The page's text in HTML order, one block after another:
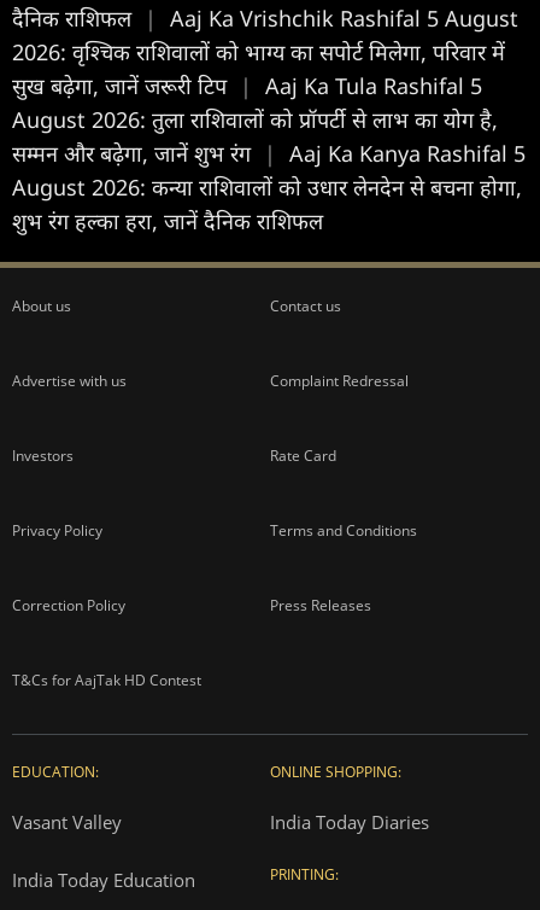
दैनिक राशिफल |
Aaj Ka Vrishchik Rashifal 5 August
2026: वृश्चिक राशिवालों को भाग्य का सपोर्ट मिलेगा, परिवार में
सुख बढ़ेगा, जानें जरूरी टिप |
Aaj Ka Tula Rashifal 5
August 2026: तुला राशिवालों को प्रॉपर्टी से लाभ का योग है,
सम्मन और बढ़ेगा, जानें शुभ रंग |
Aaj Ka Kanya Rashifal 5
August 2026: कन्या राशिवालों को उधार लेनदेन से बचना होगा,
शुभ रंग हल्का हरा, जानें दैनिक राशिफल
About us Contact us
Advertise with us Complaint Redressal
Investors Rate Card
Privacy Policy Terms and Conditions
Correction Policy Press Releases
T&Cs for AajTak HD Contest
EDUCATION:
Vasant Valley
India Today Education
ONLINE SHOPPING:
India Today Diaries
PRINTING: